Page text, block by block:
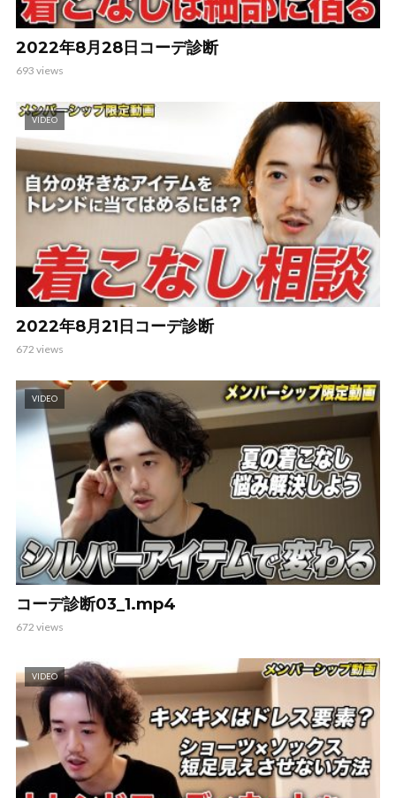
2022年8月28日コーデ診断
693 views
VIDEO
2022年8月21日コーデ診断
672 views
VIDEO
コーデ診断03_1.mp4
672 views
VIDEO